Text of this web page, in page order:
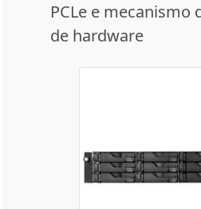
PCLe e mecanismo
de hardware